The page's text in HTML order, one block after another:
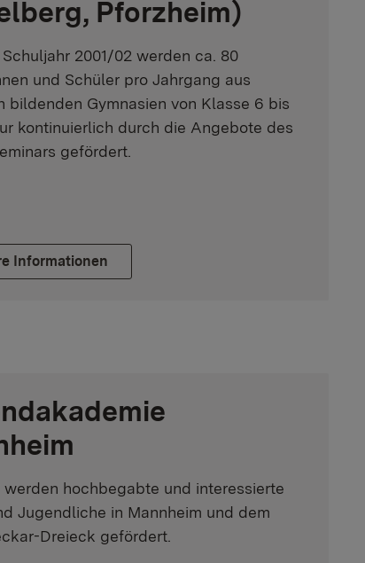
Pforzheim)
2001/02 werden ca. 80
und Schüler pro Jahrgang aus
bildenden Gymnasien von Klasse 6 bis
kontinuierlich durch die Angebote des
gefördert.
Informationen
werden hochbegabte und interessierte
Jugendliche in Mannheim und dem
Dreieck gefördert.